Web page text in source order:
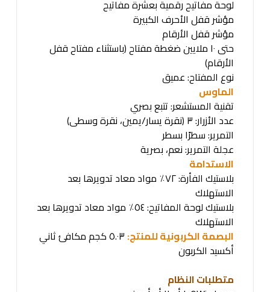
لوحة مفاتيح رقمية بعشرة مفاتيح
مؤشر قفل الأحرف الكبيرة
مؤشر قفل الأرقام
حتى ١٠ ملايين ضغطة مفتاح (باستثناء مفتاح قفل
الأرقام)
نوع المفتاح: عميق
الماوس
تقنية المستشعر: تتبع بصري
عدد الأزرار: ٣ (نقرة يسار/يمين، نقرة وسطى)
التمرير: سطرًا بسطر
عجلة التمرير: نعم، بصرية
الاستدامة
بلاستيك الفأرة: ٧٢٪ مواد معاد تدويرها بعد
الاستهلاك
بلاستيك لوحة المفاتيح: ٥٤٪ مواد معاد تدويرها بعد
الاستهلاك
البصمة الكربونية للمنتج:
٥.٠٣ كجم مكافئ ثاني
أكسيد الكربون
متطلبات النظام